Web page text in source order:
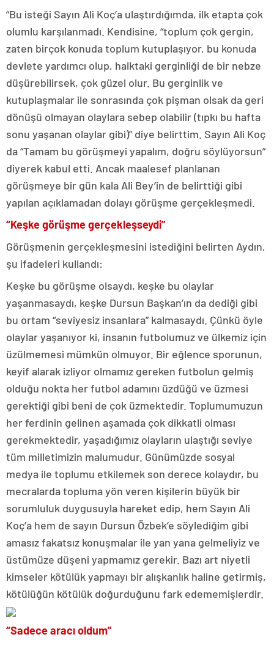
“Bu isteği Sayın Ali Koç’a ulaştırdığımda, ilk etapta çok
olumlu karşılanmadı. Kendisine, “toplum çok gergin,
zaten birçok konuda toplum kutuplaşıyor, bu konuda
devlete yardımcı olup, halktaki gerginliği de bir nebze
düşürebilirsek, çok güzel olur. Bu gerginlik ve
kutuplaşmalar ile sonrasında çok pişman olsak da geri
dönüşü olmayan olaylara sebep olabilir (tıpkı bu hafta
sonu yaşanan olaylar gibi)” diye belirttim. Sayın Ali Koç
da “Tamam bu görüşmeyi yapalım, doğru söylüyorsun”
diyerek kabul etti. Ancak maalesef planlanan
görüşmeye bir gün kala Ali Bey’in de belirttiği gibi
yapılan açıklamadan dolayı görüşme gerçekleşmedi.
“Keşke görüşme gerçekleşseydi”
Görüşmenin gerçekleşmesini istediğini belirten Aydın,
şu ifadeleri kullandı:
Keşke bu görüşme olsaydı, keşke bu olaylar
yaşanmasaydı, keşke Dursun Başkan’ın da dediği gibi
bu ortam “seviyesiz insanlara” kalmasaydı. Çünkü öyle
olaylar yaşanıyor ki, insanın futbolumuz ve ülkemiz için
üzülmemesi mümkün olmuyor. Bir eğlence sporunun,
keyif alarak izliyor olmamız gereken futbolun gelmiş
olduğu nokta her futbol adamını üzdüğü ve üzmesi
gerektiği gibi beni de çok üzmektedir. Toplumumuzun
her ferdinin gelinen aşamada çok dikkatli olması
gerekmektedir, yaşadığımız olayların ulaştığı seviye
tüm milletimizin malumudur. Günümüzde sosyal
medya ile toplumu etkilemek son derece kolaydır, bu
mecralarda topluma yön veren kişilerin büyük bir
sorumluluk duygusuyla hareket edip, hem Sayın Ali
Koç’a hem de sayın Dursun Özbek’e söylediğim gibi
amasız fakatsız konuşmalar ile yan yana gelmeliyiz ve
üstümüze düşeni yapmamız gerekir. Bazı art niyetli
kimseler kötülük yapmayı bir alışkanlık haline getirmiş,
kötülüğün kötülük doğurduğunu fark edememişlerdir.
“Sadece aracı oldum”